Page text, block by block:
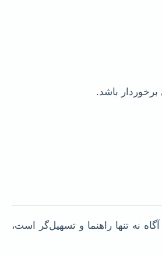
باشد.
نه تنها راهنما و تسهیل‌گر است،